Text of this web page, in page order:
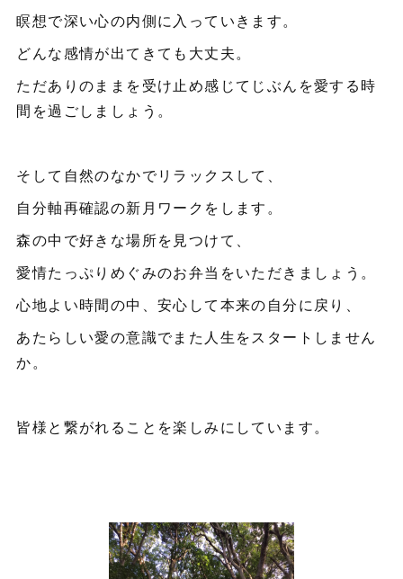
瞑想で深い心の内側に入っていきます。
どんな感情が出てきても大丈夫。
ただありのままを受け止め感じてじぶんを愛する時
間を過ごしましょう。
そして自然のなかでリラックスして、
自分軸再確認の新月ワークをします。
森の中で好きな場所を見つけて、
愛情たっぷりめぐみのお弁当をいただきましょう。
心地よい時間の中、安心して本来の自分に戻り、
あたらしい愛の意識でまた人生をスタートしません
か。
皆様と繋がれることを楽しみにしています。